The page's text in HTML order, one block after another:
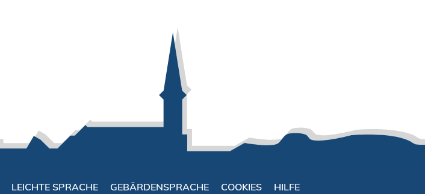
LEICHTE SPRACHE GEBÄRDENSPRACHE COOKIES HILFE